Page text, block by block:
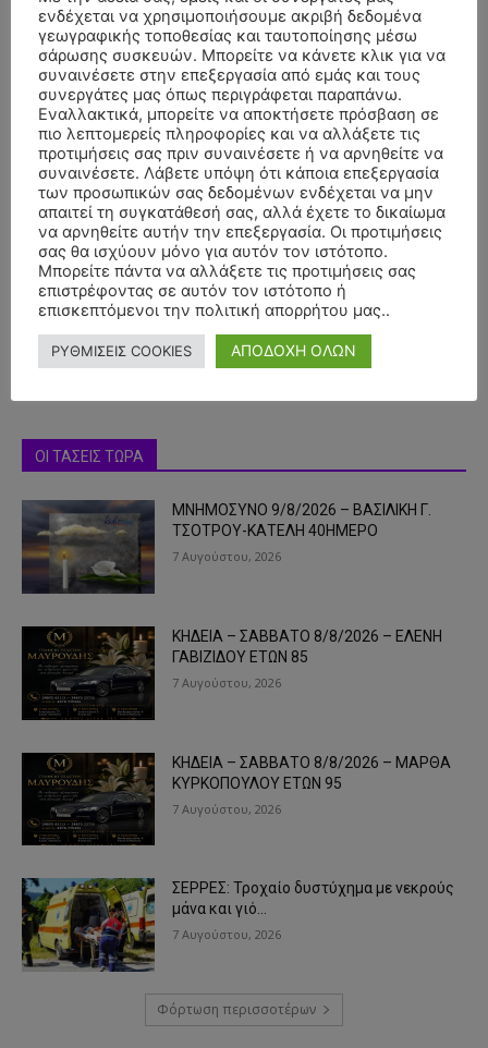
- Advertisment -
ΟΙ ΤΑΣΕΙΣ ΤΩΡΑ
ΜΝΗΜΟΣΥΝΟ 9/8/2026 – ΒΑΣΙΛΙΚΗ Γ.
ΤΣΟΤΡΟΥ-ΚΑΤΕΛΗ 40ΗΜΕΡΟ
7 Αυγούστου, 2026
ΚΗΔΕΙΑ – ΣΑΒΒΑΤΟ 8/8/2026 – ΕΛΕΝΗ
ΓΑΒΙΖΙΔΟΥ ΕΤΩΝ 85
7 Αυγούστου, 2026
ΚΗΔΕΙΑ – ΣΑΒΒΑΤΟ 8/8/2026 – ΜΑΡΘΑ
ΚΥΡΚΟΠΟΥΛΟΥ ΕΤΩΝ 95
7 Αυγούστου, 2026
ΣΕΡΡΕΣ: Τροχαίο δυστύχημα με νεκρούς
μάνα και γιό…
7 Αυγούστου, 2026
Φόρτωση περισσοτέρων
ενδέχεται να χρησιμοποιήσουμε ακριβή δεδομένα
γεωγραφικής τοποθεσίας και ταυτοποίησης μέσω
σάρωσης συσκευών. Μπορείτε να κάνετε κλικ για να
συναινέσετε στην επεξεργασία από εμάς και τους
συνεργάτες μας όπως περιγράφεται παραπάνω.
Εναλλακτικά, μπορείτε να αποκτήσετε πρόσβαση σε
πιο λεπτομερείς πληροφορίες και να αλλάξετε τις
προτιμήσεις σας πριν συναινέσετε ή να αρνηθείτε να
συναινέσετε. Λάβετε υπόψη ότι κάποια επεξεργασία
των προσωπικών σας δεδομένων ενδέχεται να μην
απαιτεί τη συγκατάθεσή σας, αλλά έχετε το δικαίωμα
να αρνηθείτε αυτήν την επεξεργασία. Οι προτιμήσεις
σας θα ισχύουν μόνο για αυτόν τον ιστότοπο.
Μπορείτε πάντα να αλλάξετε τις προτιμήσεις σας
επιστρέφοντας σε αυτόν τον ιστότοπο ή
επισκεπτόμενοι την πολιτική απορρήτου μας..
ΡΥΘΜΙΣΕΙΣ COOKIES ΑΠΟΔΟΧΗ ΟΛΩΝ